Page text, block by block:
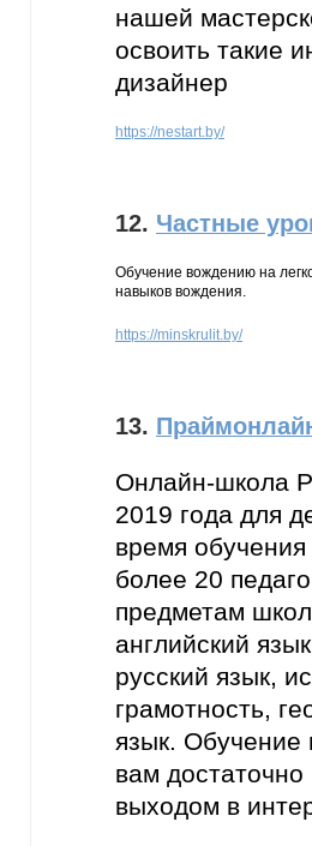
нашей
освоить такие
дизайнер
https://nestart.by/
12. Частные
Обучение вождению на
навыков вождения.
https://minskrulit.by/
13.
Онлайн-школа
2019 года для
время
более 20
предметам
английский
русский язык,
грамотность,
язык. Обучение
вам
выходом в